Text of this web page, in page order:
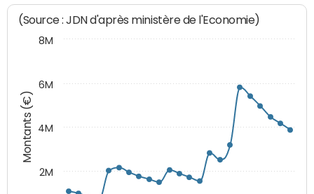
Montants (€)
(Source : JDN d'après ministère de l'Economie)
2M
4M
6M
8M